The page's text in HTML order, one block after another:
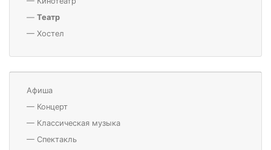
— Театр
— Хостел
Афиша
— Концерт
— Классическая музыка
— Спектакль